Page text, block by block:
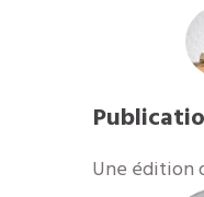
​Une édition